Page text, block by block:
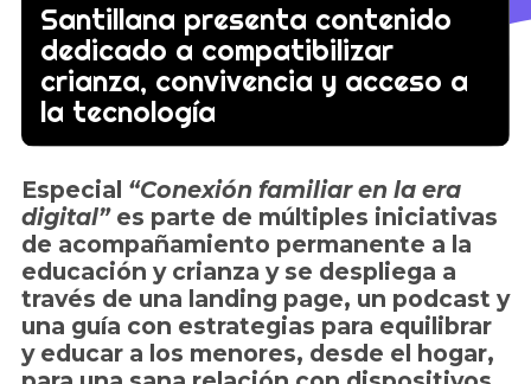
Santillana presenta contenido
dedicado a compatibilizar
crianza, convivencia y acceso a
la tecnología
Especial “Conexión familiar en la era
digital”es parte de múltiples iniciativas
de acompañamiento permanente a la
educación y crianza y se despliega a
través de una landing page, un podcast y
una guía con estrategias para equilibrar
y educar a los menores, desde el hogar,